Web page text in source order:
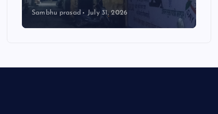
Sambhu prasad July 31, 2026